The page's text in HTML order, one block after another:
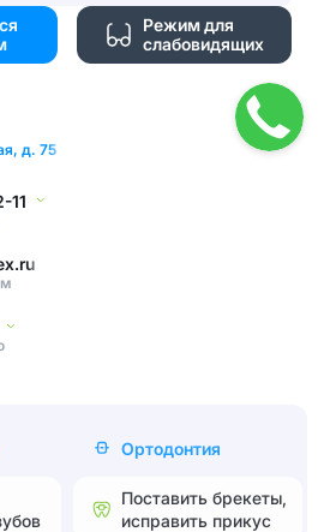
Режим для
слабовидящих
д. 75
11
Ортодонтия
Поставить брекеты,
исправить прикус